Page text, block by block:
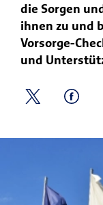
die Sorgen
ihnen zu und
Vorsorge-
und